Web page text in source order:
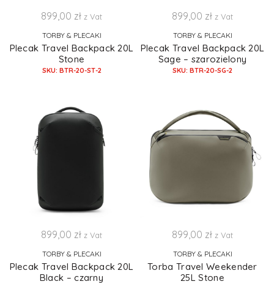
899,00 zł z Vat
TORBY & PLECAKI
Plecak Travel Backpack 20L
Stone
SKU: BTR-20-ST-2
899,00 zł z Vat
TORBY & PLECAKI
Plecak Travel Backpack 20L
Sage – szarozielony
SKU: BTR-20-SG-2
899,00 zł z Vat
TORBY & PLECAKI
Plecak Travel Backpack 20L
Black – czarny
899,00 zł z Vat
TORBY & PLECAKI
Torba Travel Weekender
25L Stone